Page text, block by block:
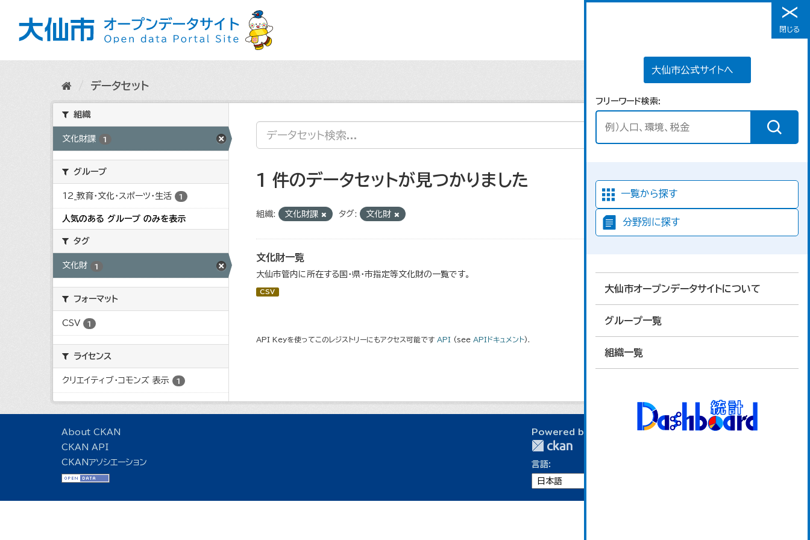
メニュー
大仙市公式サイトへ
フリーワード検索
一覧から探す
分野別に探す
大仙市オープンデータサイトについて
グループ一覧
組織一覧
閉じる
データセット
組織
文化財課 1
グループ
12_教育・文化・スポーツ・生活 1
人気のある グループ のみを表示
タグ
文化財 1
フォーマット
CSV 1
ライセンス
クリエイティブ・コモンズ 表示 1
1 件のデータセットが見つかりました
組織: 文化財課 タグ: 文化財
文化財一覧
大仙市管内に所在する国・県・市指定等文化財の一覧です。
CSV
API Keyを使ってこのレジストリーにもアクセス可能です API (see APIドキュメント).
About CKAN
CKAN API
CKANアソシエーション
Powered by
言語